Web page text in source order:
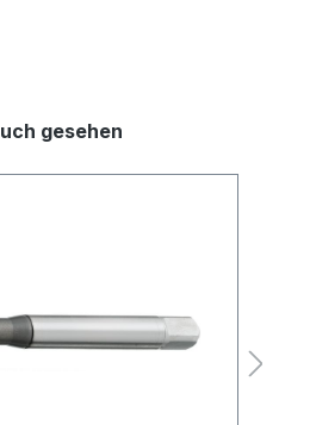
gesehen